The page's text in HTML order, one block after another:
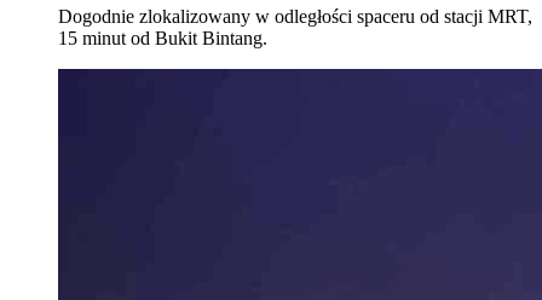
Dogodnie zlokalizowany w odległości spaceru od stacji MRT,
15 minut od Bukit Bintang.